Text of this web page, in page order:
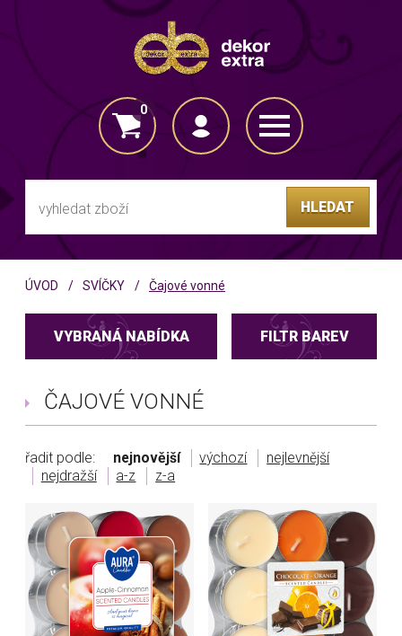
HLEDAT
0
ÚVOD SVÍČKY Čajové vonné
VYBRANÁ NABÍDKA FILTR BAREV
ČAJOVÉ VONNÉ
řadit podle: nejnovější výchozí
nejlevnější
nejdražší
a-z z-a